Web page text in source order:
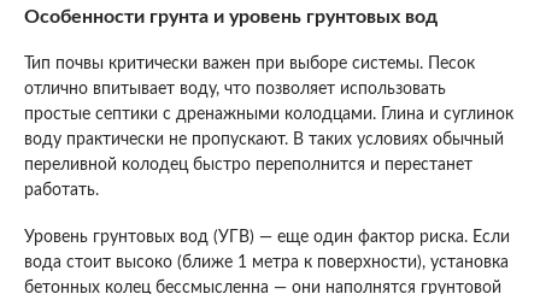
Особенности грунта и уровень грунтовых вод
Тип почвы критически важен при выборе системы. Песок
отлично впитывает воду, что позволяет использовать
простые септики с дренажными колодцами. Глина и суглинок
воду практически не пропускают. В таких условиях обычный
переливной колодец быстро переполнится и перестанет
работать.
Уровень грунтовых вод (УГВ) — еще один фактор риска. Если
вода стоит высоко (ближе 1 метра к поверхности), установка
бетонных колец бессмысленна — они наполнятся грунтовой